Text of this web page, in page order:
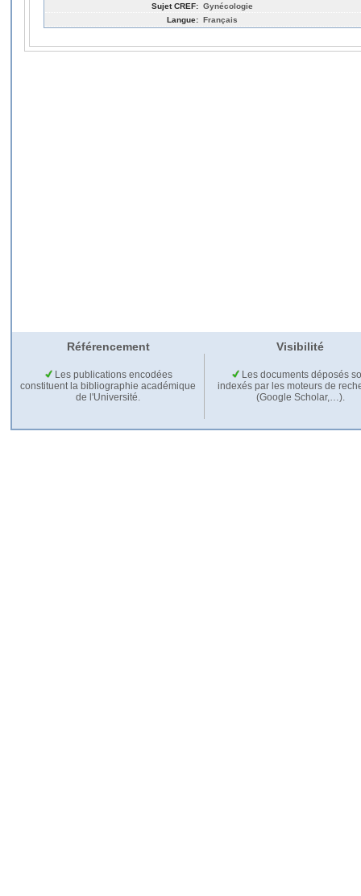
Sujet CREF: Gynécologie
Langue: Français
Référencement Visibilité
Les publications encodées
constituent la bibliographie académique
de l'Université.
Les documents déposés
indexés par les moteurs de
(Google Scholar,…).